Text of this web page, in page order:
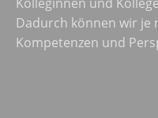
Dadurch können wir je
Kompetenzen und